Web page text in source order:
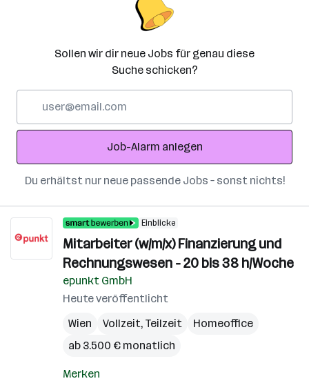
Sollen wir dir neue Jobs für genau diese
Suche schicken?
Adresse
Job-Alarm anlegen
Du erhältst nur neue passende Jobs – sonst nichts!
Einblicke
Mitarbeiter (w/m/x) Finanzierung und
Rechnungswesen - 20 bis 38 h/Woche
epunkt GmbH
Heute veröffentlicht
Wien
Vollzeit, Teilzeit
Homeoffice
ab 3.500 € monatlich
Merken